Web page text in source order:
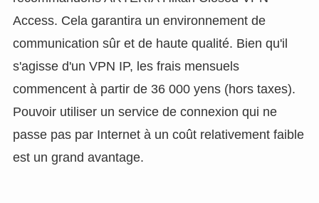
Access. Cela garantira un environnement de
communication sûr et de haute qualité. Bien qu'il
s'agisse d'un VPN IP, les frais mensuels
commencent à partir de 36 000 yens (hors taxes).
Pouvoir utiliser un service de connexion qui ne
passe pas par Internet à un coût relativement faible
est un grand avantage.